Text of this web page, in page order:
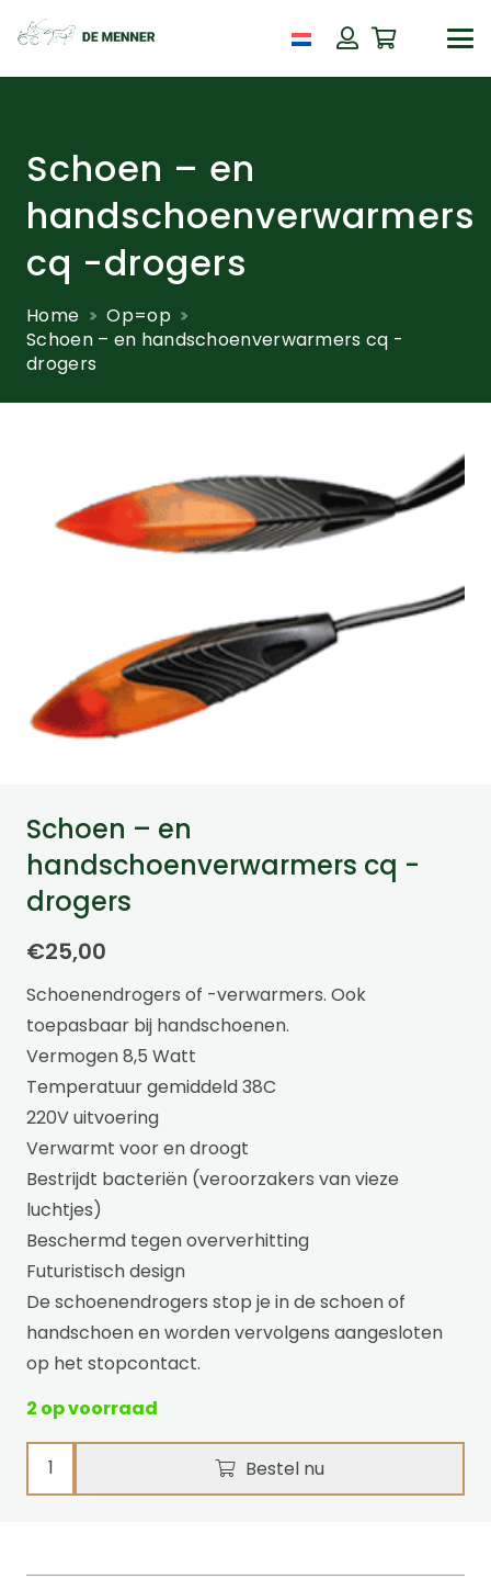
Schoen – en
handschoenverwarmers
cq -drogers
Home
Op=op
Schoen – en handschoenverwarmers cq -
drogers
Schoen – en
handschoenverwarmers cq -
drogers
€25,00
Schoenendrogers of -verwarmers. Ook
toepasbaar bij handschoenen.
Vermogen 8,5 Watt
Temperatuur gemiddeld 38C
220V uitvoering
Verwarmt voor en droogt
Bestrijdt bacteriën (veroorzakers van vieze
luchtjes)
Beschermd tegen oververhitting
Futuristisch design
De schoenendrogers stop je in de schoen of
handschoen en worden vervolgens aangesloten
op het stopcontact.
2 op voorraad
Schoen
-
cq
Bestel nu